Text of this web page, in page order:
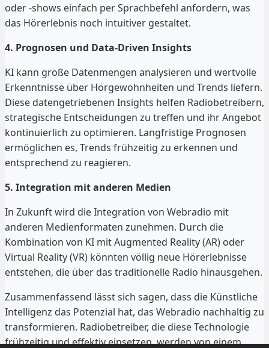
oder -shows einfach per Sprachbefehl anfordern, was
das Hörerlebnis noch intuitiver gestaltet.
4. Prognosen und Data-Driven Insights
KI kann große Datenmengen analysieren und wertvolle
Erkenntnisse über Hörgewohnheiten und Trends liefern.
Diese datengetriebenen Insights helfen Radiobetreibern,
strategische Entscheidungen zu treffen und ihr Angebot
kontinuierlich zu optimieren. Langfristige Prognosen
ermöglichen es, Trends frühzeitig zu erkennen und
entsprechend zu reagieren.
5. Integration mit anderen Medien
In Zukunft wird die Integration von Webradio mit
anderen Medienformaten zunehmen. Durch die
Kombination von KI mit Augmented Reality (AR) oder
Virtual Reality (VR) könnten völlig neue Hörerlebnisse
entstehen, die über das traditionelle Radio hinausgehen.
Zusammenfassend lässt sich sagen, dass die Künstliche
Intelligenz das Potenzial hat, das Webradio nachhaltig zu
transformieren. Radiobetreiber, die diese Technologie
frühzeitig und effektiv einsetzen, werden von einem